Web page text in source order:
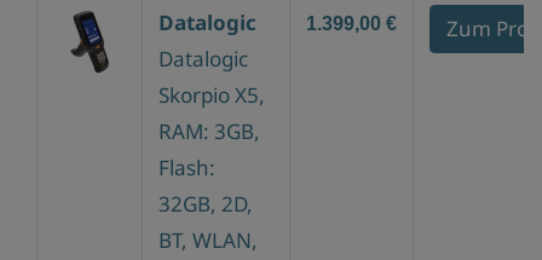
Datalogic
Datalogic
Skorpio X5,
RAM: 3GB,
Flash:
32GB, 2D,
BT, WLAN,
1.399,00 € Zum